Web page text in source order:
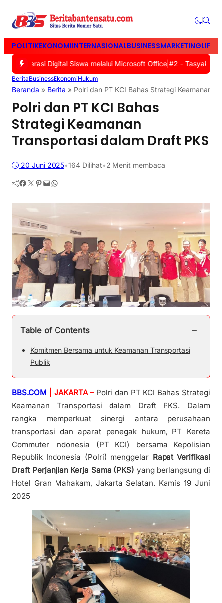
POLITIKEKONOMIINTERNASIONALBUSINESSMARKETING
Literasi Digital Siswa melalui Microsoft Office|#2 -Tasyakuran
BeritaBusinessEkonomiHukum
Beranda » Berita » Polri dan PT KCI Bahas Strategi Keamanan
Polri dan PT KCI Bahas
Strategi Keamanan
Transportasi dalam Draft PKS
20 Juni 2025•164 Dilihat•2 Menit membaca
Facebook Twitter Pinterest Mail WhatsApp
Table of Contents −
Komitmen Bersama untuk Keamanan Transportasi
Publik
BBS.COM | JAKARTA –Polri dan PT KCI Bahas Strategi
Keamanan Transportasi dalam Draft PKS. Dalam
rangka memperkuat sinergi antara perusahaan
transportasi dan aparat penegak hukum, PT Kereta
Commuter Indonesia (PT KCI) bersama Kepolisian
Republik Indonesia (Polri) menggelar Rapat Verifikasi
Draft Perjanjian Kerja Sama (PKS) yang berlangsung di
Hotel Gran Mahakam, Jakarta Selatan. Kamis 19 Juni
2025